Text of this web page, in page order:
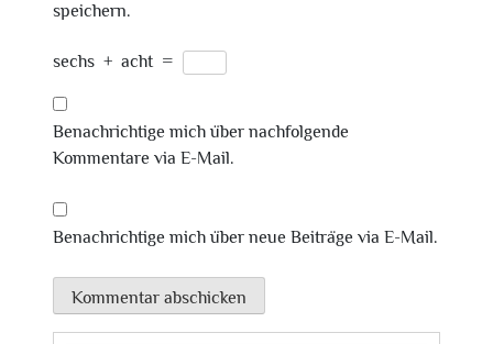
speichern.
sechs + acht =
Benachrichtige mich über nachfolgende
Kommentare via E-Mail.
Benachrichtige mich über neue Beiträge via E-Mail.